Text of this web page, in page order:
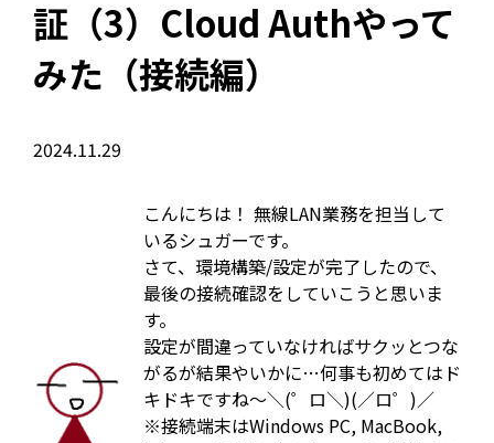
証（3）Cloud Authやって
みた（接続編）
2024.11.29
こんにちは！ 無線LAN業務を担当して
いるシュガーです。
さて、環境構築/設定が完了したので、
最後の接続確認をしていこうと思いま
す。
設定が間違っていなければサクッとつな
がるが結果やいかに…何事も初めてはド
キドキですね～＼(゜ロ＼)(／ロ゜)／
※接続端末はWindows PC, MacBook,